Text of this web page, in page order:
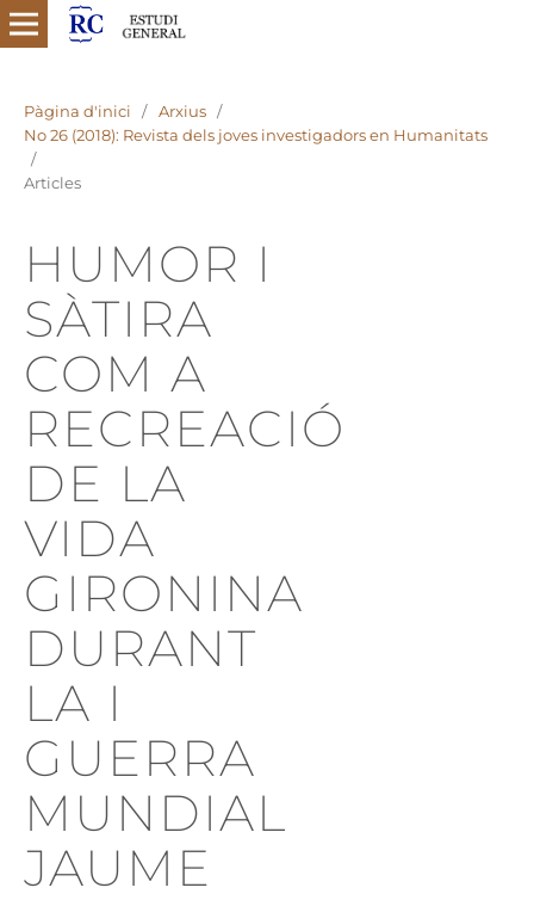
Pàgina d'inici / Arxius /
No 26 (2018): Revista dels joves investigadors en Humanitats
/
Articles
HUMOR I
SÀTIRA
COM A
RECREACIÓ
DE LA
VIDA
GIRONINA
DURANT
LA I
GUERRA
MUNDIAL
JAUME